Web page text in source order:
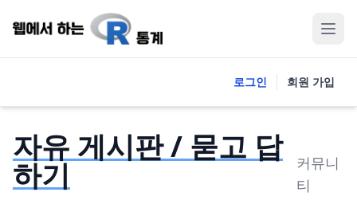
로그인 회원 가입
자유 게시판 / 묻고 답
하기
커뮤니
티